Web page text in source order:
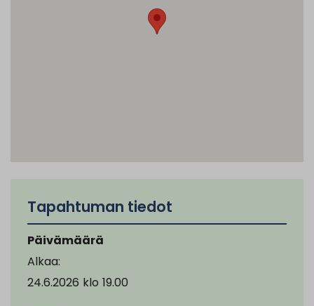
Tapahtuman tiedot
Päivämäärä
Alkaa:
24.6.2026 klo 19.00